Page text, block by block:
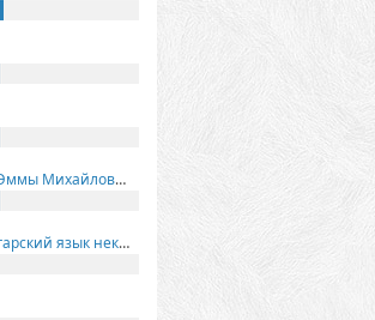
в день юбилея Эммы Михайловны Киселевой
перевод на болгарский язык некоторых моих стихов